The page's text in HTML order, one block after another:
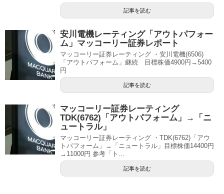
記事を読む
安川電機レーティング「アウトパフォー
ム」マッコーリー証券レポート
マッコーリー証券レーティング ・安川電機(6506)
「アウトパフォーム」継続 目標株価4900円→5400
円
記事を読む
マッコーリー証券レーティング
TDK(6762)「アウトパフォーム」→「ニ
ュートラル」
マッコーリー証券レーティング ・TDK(6762)「アウ
トパフォーム」→「ニュートラル」目標株価14400円
→11000円 参考「ト...
記事を読む